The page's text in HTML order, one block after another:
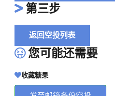
第三步
返回空投列表
您可能还需要
收藏糖果